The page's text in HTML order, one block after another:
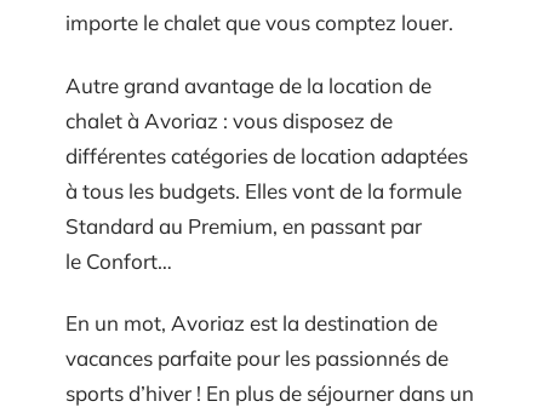
importe le chalet que vous comptez louer.
Autre grand avantage de la location de
chalet à Avoriaz : vous disposez de
différentes catégories de location adaptées
à tous les budgets. Elles vont de la formule
Standard au Premium, en passant par
le Confort…
En un mot, Avoriaz est la destination de
vacances parfaite pour les passionnés de
sports d’hiver ! En plus de séjourner dans un